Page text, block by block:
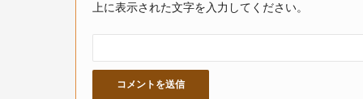
上に表示された文字を入力してください。